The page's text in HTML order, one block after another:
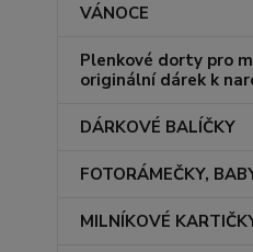
VÁNOCE
Plenkové dorty pro
originální dárek k
DÁRKOVÉ BALÍČKY
FOTORÁMEČKY,
MILNÍKOVÉ